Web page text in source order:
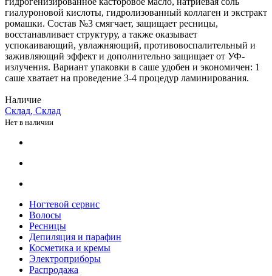
гиалуроновой кислоты, гидролизованный коллаген и экстракт
ромашки. Состав №3 смягчает, защищает ресницы,
восстанавливает структуру, а также оказывает
успокаивающий, увлажняющий, противовоспалительный и
заживляющий эффект и дополнительно защищает от УФ-
излучения. Вариант упаковки в саше удобен и экономичен: 1
саше хватает на проведение 3-4 процедур ламинирования.
Наличие
Склад, Склад
Нет в наличии
Ногтевой сервис
Волосы
Ресницы
Депиляция и парафин
Косметика и кремы
Электроприборы
Распродажа